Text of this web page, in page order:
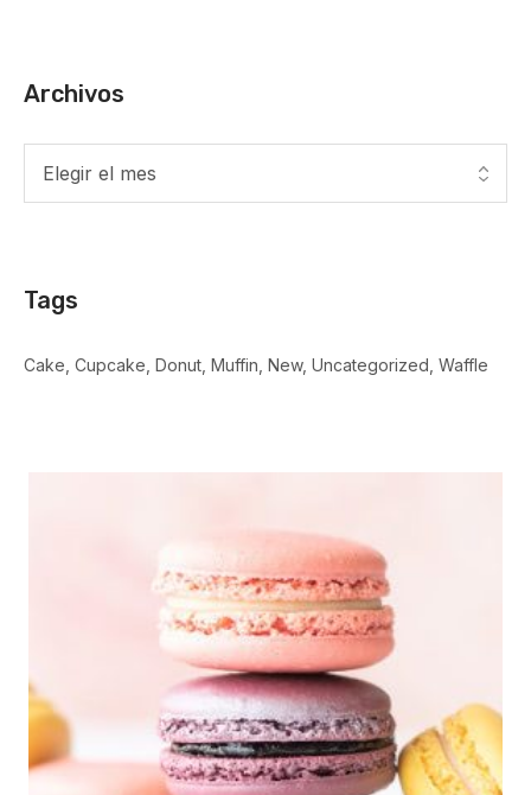
Archivos
Tags
Cake Cupcake Donut Muffin New Uncategorized Waffle